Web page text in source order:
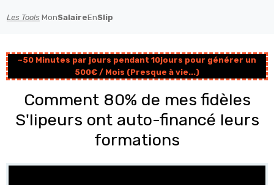
Les Tools MonSalaireEnSlip
~50 Minutes par jours pendant 10jours pour générer un
500€ / Mois (Presque à vie...)
Comment 80% de mes fidèles
S'lipeurs ont auto-financé leurs
formations